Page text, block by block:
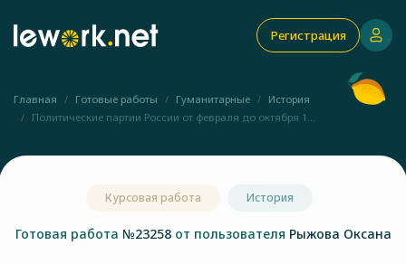
Регистрация
Главная Готовые работы Гуманитарные
История
Политические партии России от февраля до октября 1...
Курсовая работа История
Готовая работа №23258 от пользователя Рыжова Оксана